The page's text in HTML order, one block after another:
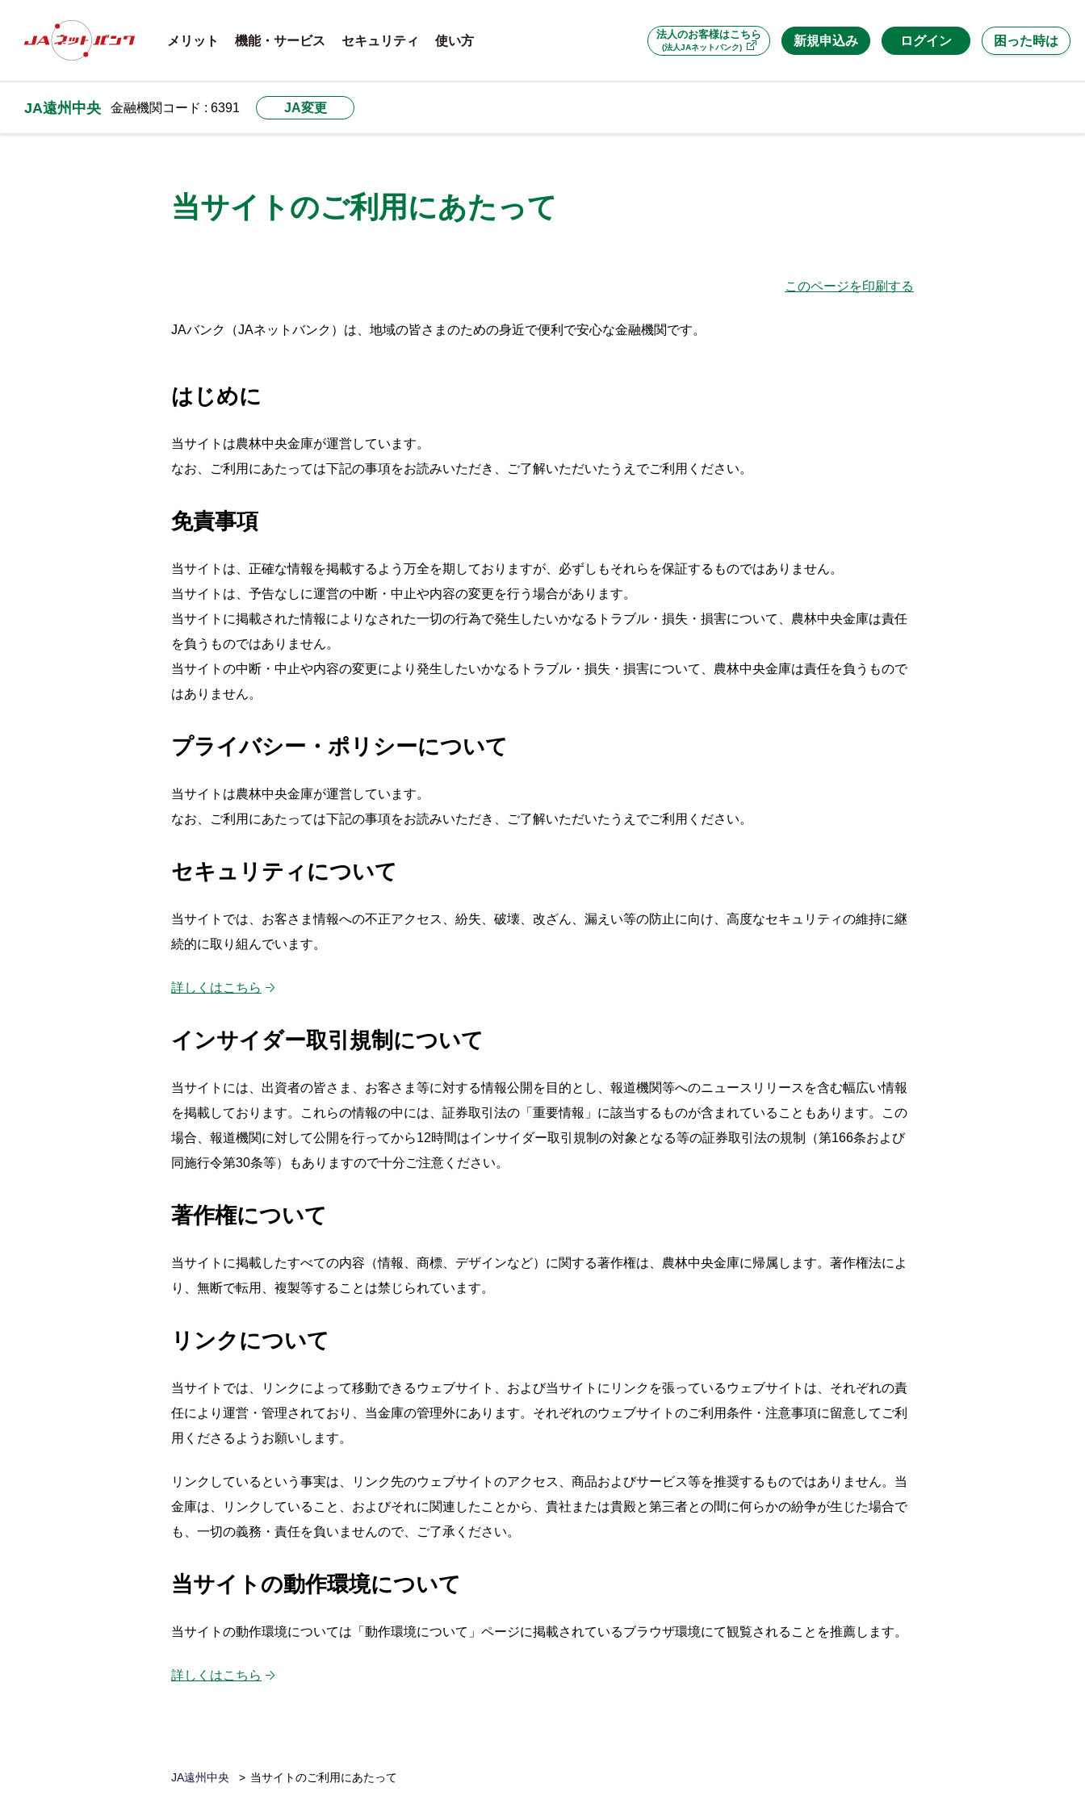
法人のお客様はこちら
(法人JAネットバンク) 新規申込み
メリット 機能・サービス セキュリティ 使い方 ログイン 困った時は
JA遠州中央 金融機関コード : 6391 JA変更
当サイトのご利用にあたって
このページを印刷する
JAバンク（JAネットバンク）は、地域の皆さまのための身近で便利で安心な金融機関です。
はじめに
当サイトは農林中央金庫が運営しています。
なお、ご利用にあたっては下記の事項をお読みいただき、ご了解いただいたうえでご利用ください。
免責事項
当サイトは、正確な情報を掲載するよう万全を期しておりますが、必ずしもそれらを保証するものではありません。
当サイトは、予告なしに運営の中断・中止や内容の変更を行う場合があります。
当サイトに掲載された情報によりなされた一切の行為で発生したいかなるトラブル・損失・損害について、農林中央金庫は責任
を負うものではありません。
当サイトの中断・中止や内容の変更により発生したいかなるトラブル・損失・損害について、農林中央金庫は責任を負うもので
はありません。
プライバシー・ポリシーについて
当サイトは農林中央金庫が運営しています。
なお、ご利用にあたっては下記の事項をお読みいただき、ご了解いただいたうえでご利用ください。
セキュリティについて
当サイトでは、お客さま情報への不正アクセス、紛失、破壊、改ざん、漏えい等の防止に向け、高度なセキュリティの維持に継
続的に取り組んでいます。
詳しくはこちら
インサイダー取引規制について
当サイトには、出資者の皆さま、お客さま等に対する情報公開を目的とし、報道機関等へのニュースリリースを含む幅広い情報
を掲載しております。これらの情報の中には、証券取引法の「重要情報」に該当するものが含まれていることもあります。この
場合、報道機関に対して公開を行ってから12時間はインサイダー取引規制の対象となる等の証券取引法の規制（第166条および
同施行令第30条等）もありますので十分ご注意ください。
著作権について
当サイトに掲載したすべての内容（情報、商標、デザインなど）に関する著作権は、農林中央金庫に帰属します。著作権法によ
り、無断で転用、複製等することは禁じられています。
リンクについて
当サイトでは、リンクによって移動できるウェブサイト、および当サイトにリンクを張っているウェブサイトは、それぞれの責
任により運営・管理されており、当金庫の管理外にあります。それぞれのウェブサイトのご利用条件・注意事項に留意してご利
用くださるようお願いします。
リンクしているという事実は、リンク先のウェブサイトのアクセス、商品およびサービス等を推奨するものではありません。当
金庫は、リンクしていること、およびそれに関連したことから、貴社または貴殿と第三者との間に何らかの紛争が生じた場合で
も、一切の義務・責任を負いませんので、ご了承ください。
当サイトの動作環境について
当サイトの動作環境については「動作環境について」ページに掲載されているブラウザ環境にて観覧されることを推薦します。
詳しくはこちら
JA遠州中央 当サイトのご利用にあたって